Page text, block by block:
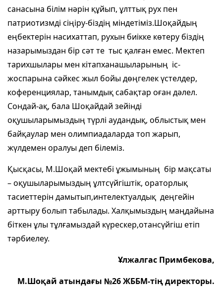
санасына білім нәрін құйып, ұлттық рух пен
патриотизмді сіңіру-біздің міндетіміз.Шоқайдың
еңбектерін насихаттап, рухын биікке көтеру біздің
назарымыздан бір сәт те тыс қалған емес. Мектеп
тарихшылары мен кітапханашыларының іс-
жоспарына сәйкес жыл бойы дөңгелек үстелдер,
коференциялар, танымдық сабақтар оған дәлел.
Сондай-ақ, бала Шоқайдай зейінді
оқушыларымыздың түрлі аудандық, облыстық мен
байқаулар мен олимпиадаларда топ жарып,
жүлдемен оралуы деп білеміз.
Қысқасы, М.Шоқай мектебі ұжымының бір мақсаты
– оқушыларымыздың ұлтсүйгіштік, ораторлық
тасиеттерін дамытып,интелектуалдық деңгейін
арттыру болып табылады. Халқымыздың маңдайына
біткен ұлы тұлғамыздай күрескер,отансүйгіш етіп
тәрбиелеу.
Ұлжалгас Примбекова,
М.Шоқай атындағы №26 ЖББМ-тің директоры.